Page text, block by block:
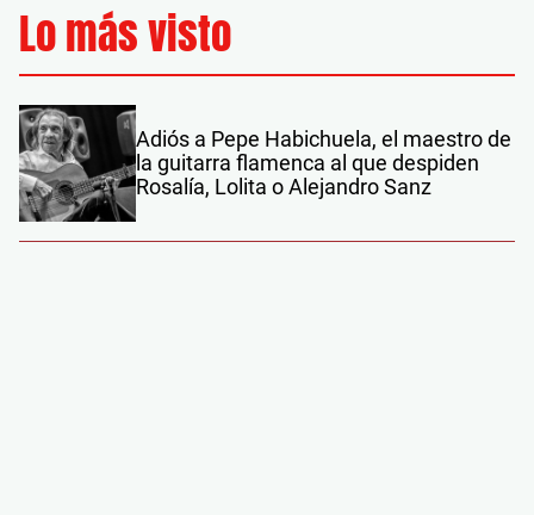
Lo más visto
Adiós a Pepe Habichuela, el maestro de
la guitarra flamenca al que despiden
Rosalía, Lolita o Alejandro Sanz